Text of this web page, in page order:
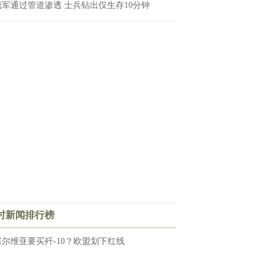
军通过管道渗透 士兵钻出仅生存10分钟
新闻排行榜
尔维亚要买歼-10？欧盟划下红线